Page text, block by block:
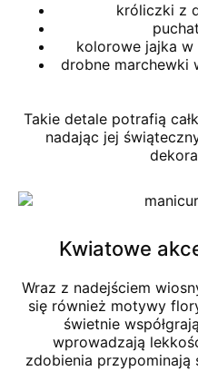
króliczki z
kolorowe jajka
drobne marchewki
Takie detale potrafią
nadając jej
Kwiatowe
Wraz z nadejściem
się również motywy
świetnie
wprowadzają
zdobienia przypominają